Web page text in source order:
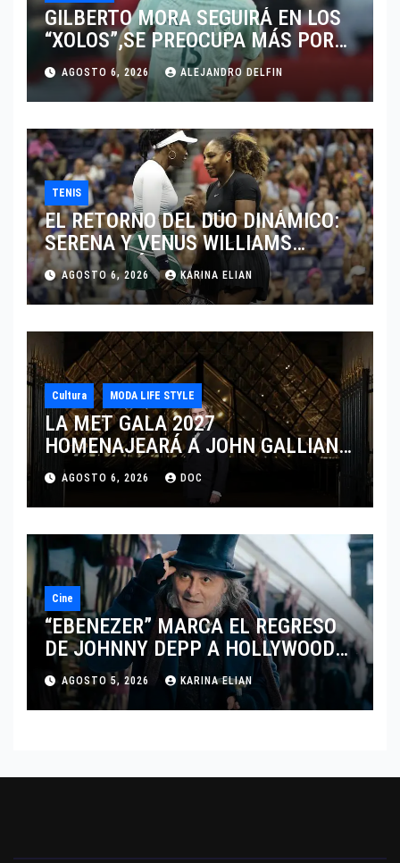
GILBERTO MORA SEGUIRÁ EN LOS
“XOLOS”,SE PREOCUPA MÁS POR
JUGAR EN SU EQUIPO.
AGOSTO 6, 2026 ALEJANDRO DELFIN
TENIS
EL RETORNO DEL DÚO DINÁMICO:
SERENA Y VENUS WILLIAMS
DISPUTARÁN LOS DOBLES EN
CINCINNATI 2026
AGOSTO 6, 2026 KARINA ELIAN
Cultura MODA LIFE STYLE
LA MET GALA 2027
HOMENAJEARÁ A JOHN GALLIANO
MARCANDO EL REGRESO DEL REY
DEL DRAMATISMO
AGOSTO 6, 2026 DOC
Cine
“EBENEZER” MARCA EL REGRESO
DE JOHNNY DEPP A HOLLYWOOD
TRAS SU PASO POR EL CINE
INDEPENDIENTE EUROPEO
AGOSTO 5, 2026 KARINA ELIAN